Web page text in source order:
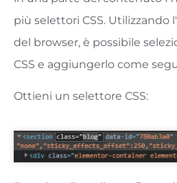
più selettori CSS. Utilizzando
del browser, è possibile
CSS e aggiungerlo come
Ottieni un selettore CSS: